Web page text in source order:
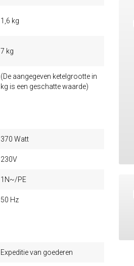
1,6 kg
7 kg
(De aangegeven ketelgrootte in
kg is een geschatte waarde)
370 Watt
230V
1N~/PE
50 Hz
Expeditie van goederen